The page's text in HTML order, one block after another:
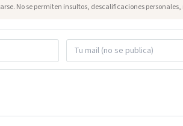
No se permiten insultos, descalificaciones personales,